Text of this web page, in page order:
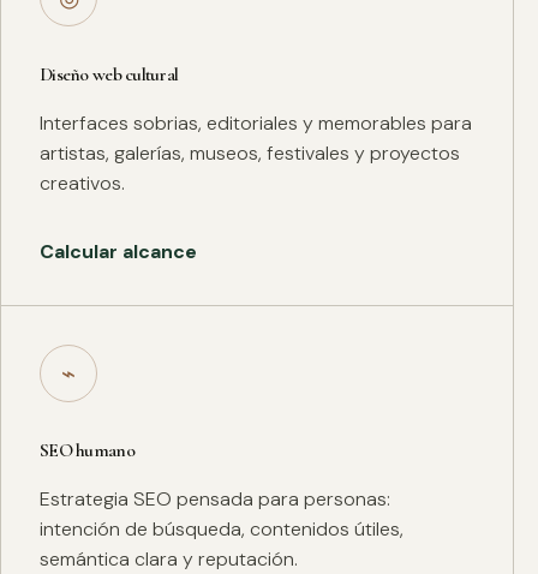
Diseño web cultural
Interfaces sobrias, editoriales y memorables para
artistas, galerías, museos, festivales y proyectos
creativos.
Calcular alcance
⌁
SEO humano
Estrategia SEO pensada para personas:
intención de búsqueda, contenidos útiles,
semántica clara y reputación.